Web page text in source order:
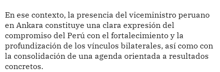
En ese contexto, la presencia del viceministro peruano
en Ankara constituye una clara expresión del
compromiso del Perú con el fortalecimiento y la
profundización de los vínculos bilaterales, así como con
la consolidación de una agenda orientada a resultados
concretos.